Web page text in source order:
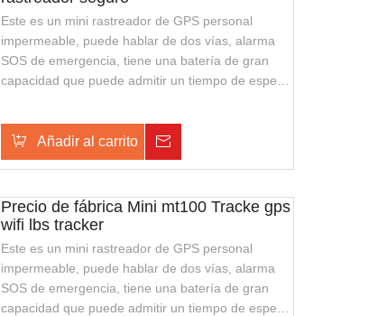
Este es un mini rastreador de GPS personal
impermeable, puede hablar de dos vías, alarma
SOS de emergencia, tiene una batería de gran
capacidad que puede admitir un tiempo de espera
Es adecuado para guardias de seguridad o policía
de seguridad pública.
Añadir al carrito
Precio de fábrica Mini mt100 Tracke gps
wifi lbs tracker
Este es un mini rastreador de GPS personal
impermeable, puede hablar de dos vías, alarma
SOS de emergencia, tiene una batería de gran
capacidad que puede admitir un tiempo de espera